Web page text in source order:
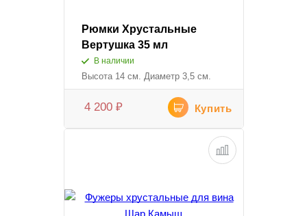
Рюмки Хрустальные
Вертушка 35 мл
В наличии
Высота 14 см. Диаметр 3,5 см.
4 200 ₽ Купить